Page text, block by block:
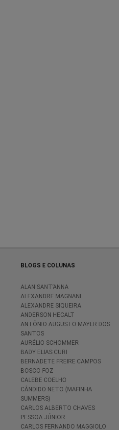
BLOGS E COLUNAS
ALAN SANT’ANNA
ALEXANDRE MAGNANI
ALEXANDRE SIQUEIRA
ANDERSON HECALT
ANTÔNIO AUGUSTO MAYER DOS
SANTOS
AURÉLIO SCHOMMER
BADY ELIAS CURI
BERNADETE FREIRE CAMPOS
BOSCO FOZ
CALEBE COELHO
CÂNDIDO NETO (MAFINHA
SUMMERS)
CARLOS ALBERTO CHAVES
PESSOA JÚNIOR
CARLOS FERNANDO MAGGIOLO